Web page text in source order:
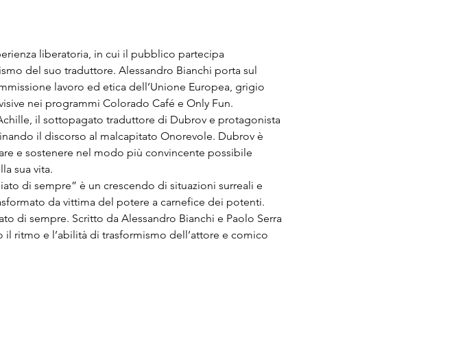
liberatoria, in cui il pubblico partecipa
del suo traduttore. Alessandro Bianchi porta sul
lavoro ed etica dell’Unione Europea, grigio
nei programmi Colorado Café e Only Fun.
il sottopagato traduttore di Dubrov e protagonista
il discorso al malcapitato Onorevole. Dubrov è
e sostenere nel modo più convincente possibile
sua vita.
di sempre” è un crescendo di situazioni surreali e
da vittima del potere a carnefice dei potenti.
di sempre. Scritto da Alessandro Bianchi e Paolo Serra
ritmo e l’abilità di trasformismo dell’attore e comico